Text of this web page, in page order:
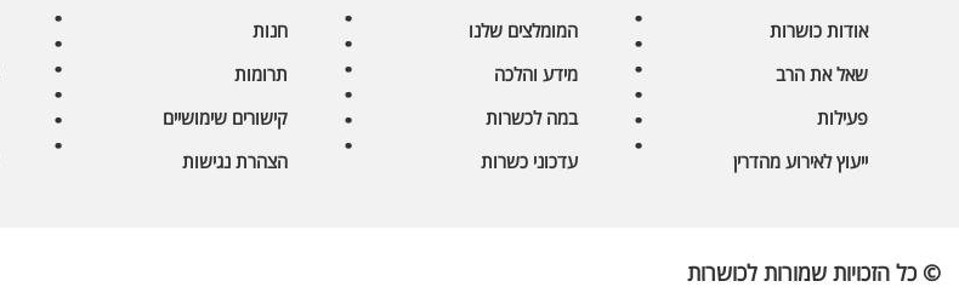
אודות כושרות
שאל את הרב
פעילות
ייעוץ לאירוע מהדרין
המומלצים שלנו
מידע והלכה
במה לכשרות
עדכוני כשרות
חנות
תרומות
קישורים שימושיים
הצהרת נגישות
© כל הזכויות שמורות לכושרות